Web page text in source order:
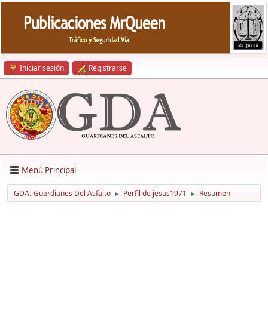
Iniciar sesión Registrarse
Menú Principal
GDA.-Guardianes Del Asfalto ► Perfil de jesus1971 ► Resumen